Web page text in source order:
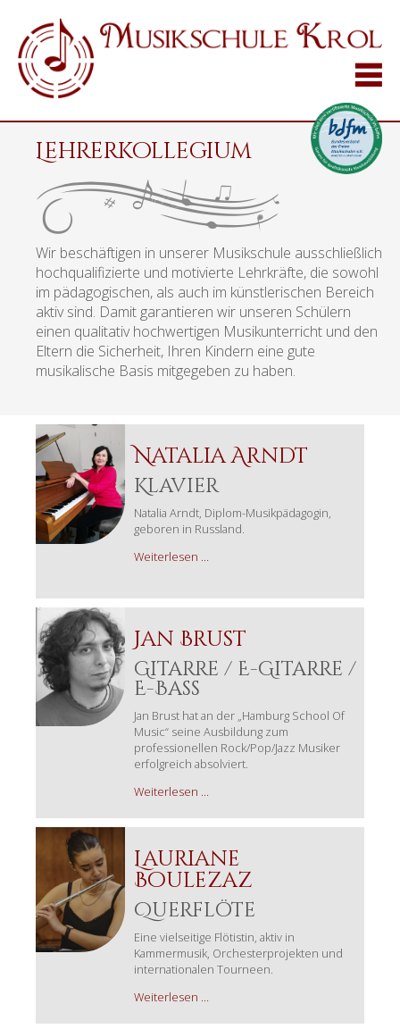
Lehrerkollegium
Wir beschäftigen in unserer Musikschule ausschließlich
hochqualifizierte und motivierte Lehrkräfte, die sowohl
im pädagogischen, als auch im künstlerischen Bereich
aktiv sind. Damit garantieren wir unseren Schülern
einen qualitativ hochwertigen Musikunterricht und den
Eltern die Sicherheit, Ihren Kindern eine gute
musikalische Basis mitgegeben zu haben.
Natalia Arndt
Klavier
Natalia Arndt, Diplom-Musikpädagogin,
geboren in Russland.
Weiterlesen …
Jan Brust
Gitarre / E-Gitarre /
E-Bass
Jan Brust hat an der „Hamburg School Of
Music“ seine Ausbildung zum
professionellen Rock/Pop/Jazz Musiker
erfolgreich absolviert.
Weiterlesen …
Lauriane
Boulezaz
Querflöte
Eine vielseitige Flötistin, aktiv in
Kammermusik, Orchesterprojekten und
internationalen Tourneen.
Weiterlesen …